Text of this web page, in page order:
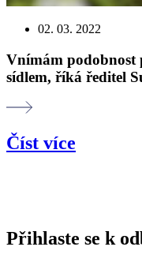
02. 03. 2022
Vnímám podobnost
sídlem, říká ředitel
Číst více
Přihlaste se k